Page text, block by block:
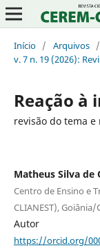
Início / Arquivos /
v. 7 n. 19 (2026):
Reação à
revisão do tema e
Matheus Silva de
Centro de Ensino e
CLIANEST), Goiânia/
Autor
https://orcid.org/